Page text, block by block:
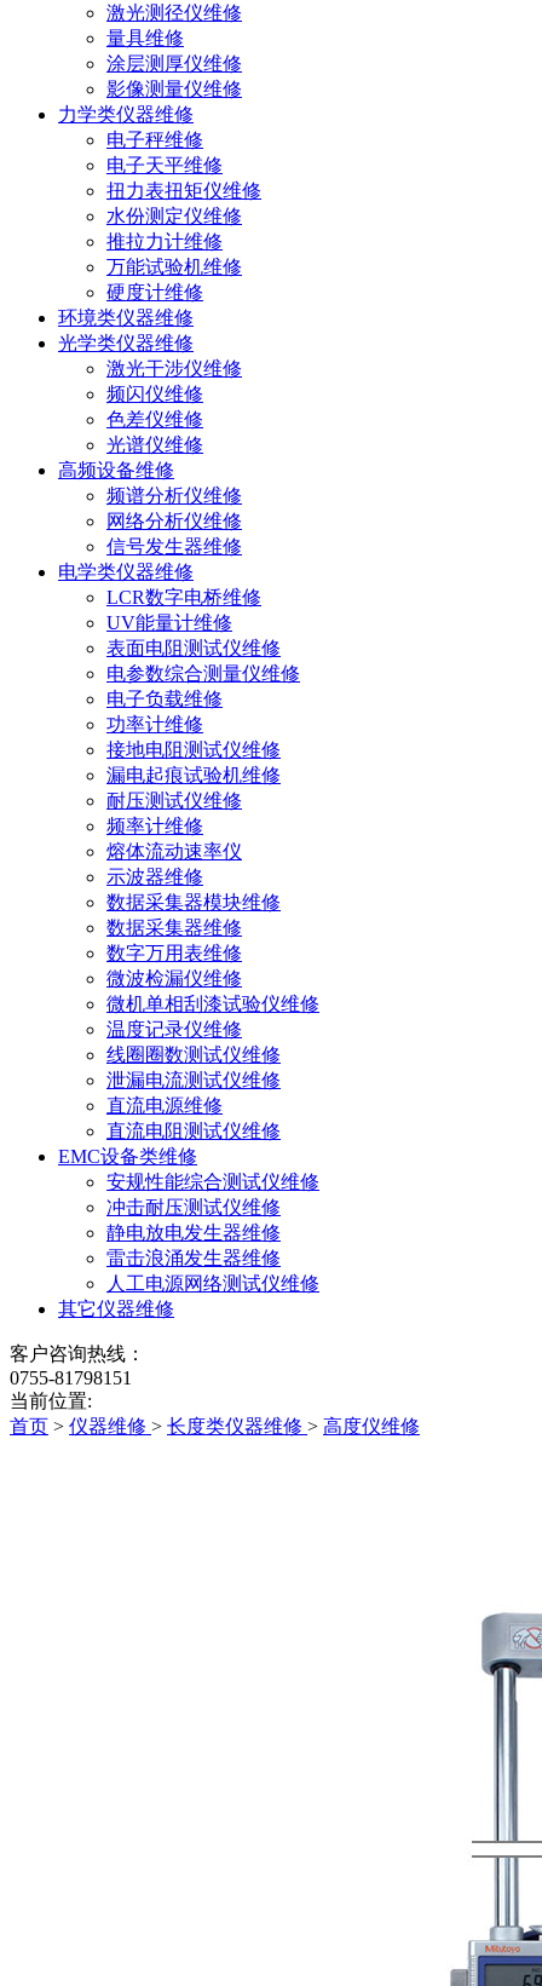
激光测径仪维修
量具维修
涂层测厚仪维修
影像测量仪维修
力学类仪器维修
电子秤维修
电子天平维修
扭力表扭矩仪维修
水份测定仪维修
推拉力计维修
万能试验机维修
硬度计维修
环境类仪器维修
光学类仪器维修
激光干涉仪维修
频闪仪维修
色差仪维修
光谱仪维修
高频设备维修
频谱分析仪维修
网络分析仪维修
信号发生器维修
电学类仪器维修
LCR数字电桥维修
UV能量计维修
表面电阻测试仪维修
电参数综合测量仪维修
电子负载维修
功率计维修
接地电阻测试仪维修
漏电起痕试验机维修
耐压测试仪维修
频率计维修
熔体流动速率仪
示波器维修
数据采集器模块维修
数据采集器维修
数字万用表维修
微波检漏仪维修
微机单相刮漆试验仪维修
温度记录仪维修
线圈圈数测试仪维修
泄漏电流测试仪维修
直流电源维修
直流电阻测试仪维修
EMC设备类维修
安规性能综合测试仪维修
冲击耐压测试仪维修
静电放电发生器维修
雷击浪涌发生器维修
人工电源网络测试仪维修
其它仪器维修
客户咨询热线：
0755-81798151
当前位置:
首页 > 仪器维修 > 长度类仪器维修 > 高度仪维修